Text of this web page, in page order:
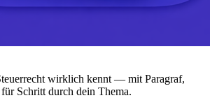
wirklich kennt — mit Paragraf,
Schritt durch dein Thema.